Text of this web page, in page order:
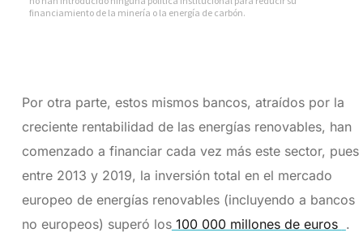
Por otra parte, estos mismos bancos, atraídos por la
creciente rentabilidad de las energías renovables, han
comenzado a financiar cada vez más este sector, pues
entre 2013 y 2019, la inversión total en el mercado
europeo de energías renovables (incluyendo a bancos
no europeos) superó los100 000 millones de euros .